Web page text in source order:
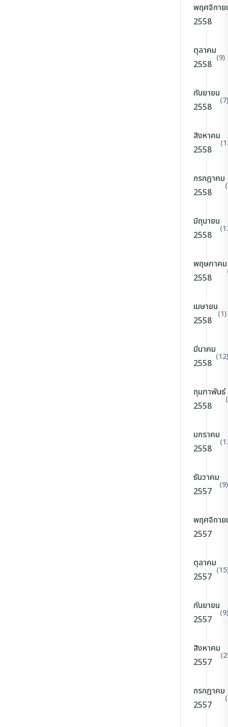
พฤศจิกาย
2558
ตุลาคม
2558
(9)
กันยายน
2558
(7)
สิงหาคม
2558
กรกฎาคม
2558
มิถุนายน
2558
พฤษภาคม
2558
เมษายน
2558
(1)
มีนาคม
2558
(12)
กุมภาพันธ์
2558
มกราคม
2558
ธันวาคม
2557
(9)
พฤศจิกาย
2557
ตุลาคม
2557
กันยายน
2557
(9)
สิงหาคม
2557
กรกฎาคม
2557